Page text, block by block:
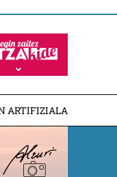
ARTIFIZIALA